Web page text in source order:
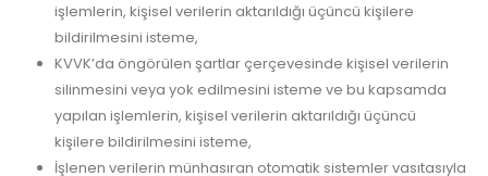
işlemlerin, kişisel verilerin aktarıldığı üçüncü kişilere
bildirilmesini isteme,
KVVK’da öngörülen şartlar çerçevesinde kişisel verilerin
silinmesini veya yok edilmesini isteme ve bu kapsamda
yapılan işlemlerin, kişisel verilerin aktarıldığı üçüncü
kişilere bildirilmesini isteme,
İşlenen verilerin münhasıran otomatik sistemler vasıtasıyla